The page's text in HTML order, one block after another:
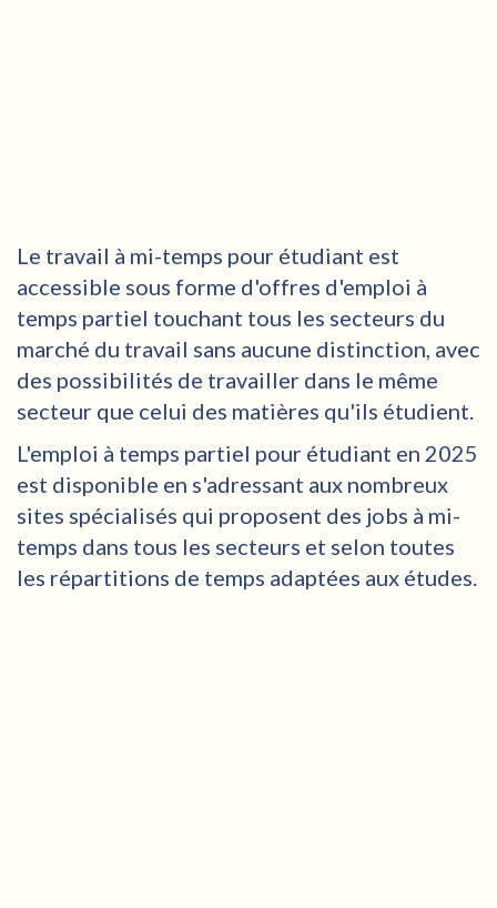
Le travail à mi-temps pour étudiant est
accessible sous forme d'offres d'emploi à
temps partiel touchant tous les secteurs du
marché du travail sans aucune distinction, avec
des possibilités de travailler dans le même
secteur que celui des matières qu'ils étudient.
L'emploi à temps partiel pour étudiant en 2025
est disponible en s'adressant aux nombreux
sites spécialisés qui proposent des jobs à mi-
temps dans tous les secteurs et selon toutes
les répartitions de temps adaptées aux études.